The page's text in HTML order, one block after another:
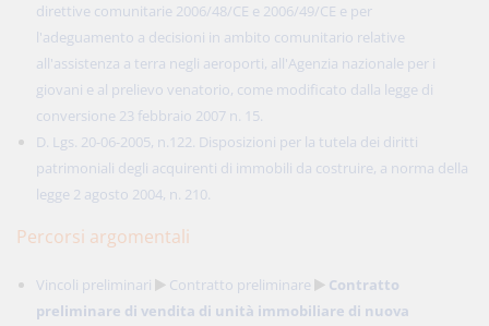
direttive comunitarie 2006/48/CE e 2006/49/CE e per
l'adeguamento a decisioni in ambito comunitario relative
all'assistenza a terra negli aeroporti, all'Agenzia nazionale per i
giovani e al prelievo venatorio, come modificato dalla legge di
conversione 23 febbraio 2007 n. 15.
D. Lgs. 20-06-2005, n.122. Disposizioni per la tutela dei diritti
patrimoniali degli acquirenti di immobili da costruire, a norma della
legge 2 agosto 2004, n. 210.
Percorsi argomentali
Vincoli preliminari Contratto preliminare
Contratto
preliminare di vendita di unità immobiliare di nuova